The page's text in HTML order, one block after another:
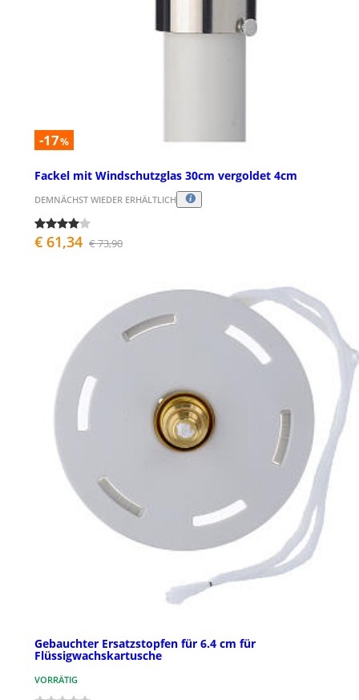
-17%
Fackel mit Windschutzglas 30cm vergoldet 4cm
DEMNÄCHST WIEDER ERHÄLTLICH
€ 61,34 € 73,90
Gebauchter Ersatzstopfen für 6.4 cm für
Flüssigwachskartusche
VORRÄTIG